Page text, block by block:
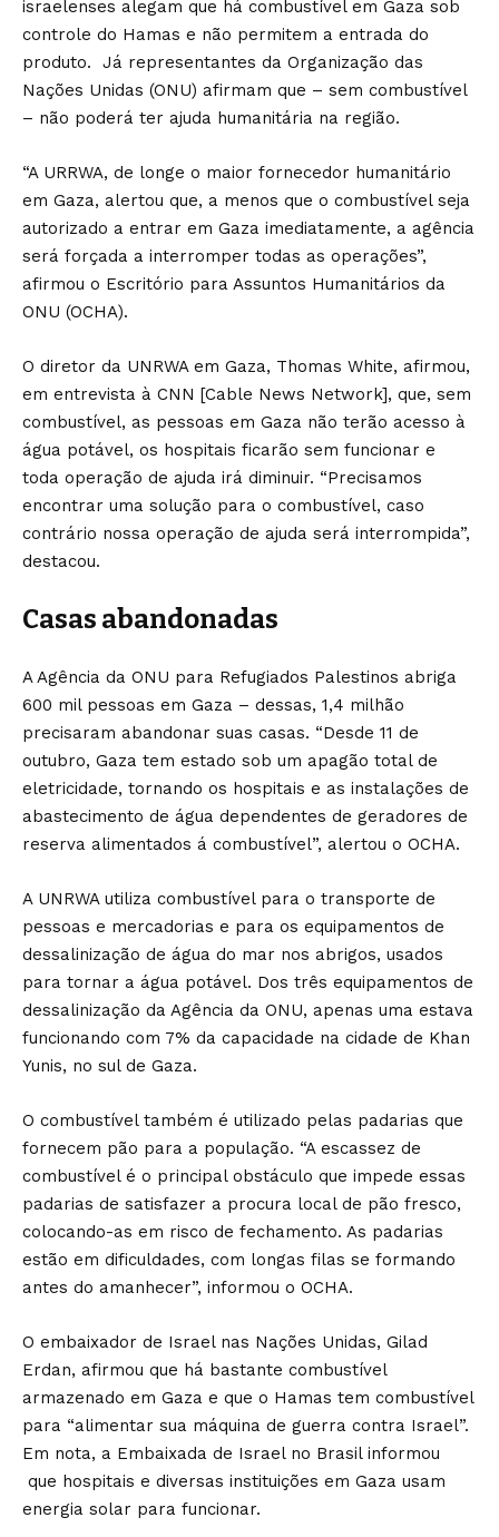
israelenses alegam que há combustível em Gaza sob
controle do Hamas e não permitem a entrada do
produto. Já representantes da Organização das
Nações Unidas (ONU) afirmam que – sem combustível
– não poderá ter ajuda humanitária na região.
“A URRWA, de longe o maior fornecedor humanitário
em Gaza, alertou que, a menos que o combustível seja
autorizado a entrar em Gaza imediatamente, a agência
será forçada a interromper todas as operações”,
afirmou o Escritório para Assuntos Humanitários da
ONU (OCHA).
O diretor da UNRWA em Gaza, Thomas White, afirmou,
em entrevista à CNN [Cable News Network], que, sem
combustível, as pessoas em Gaza não terão acesso à
água potável, os hospitais ficarão sem funcionar e
toda operação de ajuda irá diminuir. “Precisamos
encontrar uma solução para o combustível, caso
contrário nossa operação de ajuda será interrompida”,
destacou.
Casas abandonadas
A Agência da ONU para Refugiados Palestinos abriga
600 mil pessoas em Gaza – dessas, 1,4 milhão
precisaram abandonar suas casas. “Desde 11 de
outubro, Gaza tem estado sob um apagão total de
eletricidade, tornando os hospitais e as instalações de
abastecimento de água dependentes de geradores de
reserva alimentados á combustível”, alertou o OCHA.
A UNRWA utiliza combustível para o transporte de
pessoas e mercadorias e para os equipamentos de
dessalinização de água do mar nos abrigos, usados
para tornar a água potável. Dos três equipamentos de
dessalinização da Agência da ONU, apenas uma estava
funcionando com 7% da capacidade na cidade de Khan
Yunis, no sul de Gaza.
O combustível também é utilizado pelas padarias que
fornecem pão para a população. “A escassez de
combustível é o principal obstáculo que impede essas
padarias de satisfazer a procura local de pão fresco,
colocando-as em risco de fechamento. As padarias
estão em dificuldades, com longas filas se formando
antes do amanhecer”, informou o OCHA.
O embaixador de Israel nas Nações Unidas, Gilad
Erdan, afirmou que há bastante combustível
armazenado em Gaza e que o Hamas tem combustível
para “alimentar sua máquina de guerra contra Israel”.
Em nota, a Embaixada de Israel no Brasil informou
que hospitais e diversas instituições em Gaza usam
energia solar para funcionar.